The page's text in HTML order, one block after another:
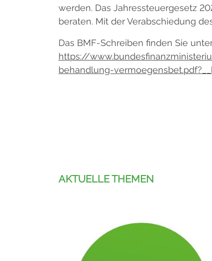
werden. Das Jahressteuergesetz
beraten. Mit der Verabschiedung
Das BMF-Schreiben finden Sie
https://
behandlung-
AKTUELLE THEMEN